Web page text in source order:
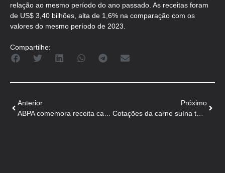
relação ao mesmo período do ano passado. As receitas foram
de US$ 3,40 bilhões, alta de 1,6% na comparação com os
valores do mesmo período de 2023.
Compartilhe:
Anterior
Próximo
Cotações da carne suína têm novas valorizações com demanda e carne bovina cara